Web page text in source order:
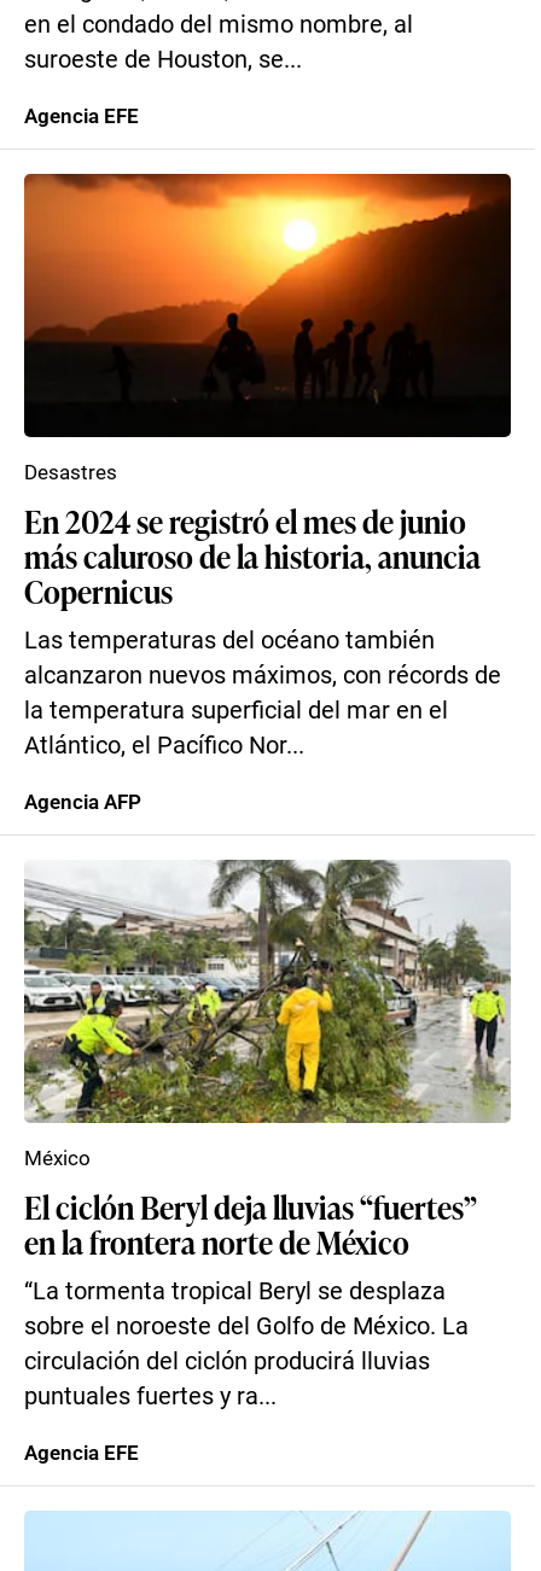
en el condado del mismo nombre, al
suroeste de Houston, se...
Agencia EFE
En 2024 se registró el mes de junio
más caluroso de la historia, anuncia
Copernicus
Las temperaturas del océano también
alcanzaron nuevos máximos, con récords de
la temperatura superficial del mar en el
Atlántico, el Pacífico Nor...
Desastres
Agencia AFP
El ciclón Beryl deja lluvias “fuertes”
en la frontera norte de México
“La tormenta tropical Beryl se desplaza
sobre el noroeste del Golfo de México. La
circulación del ciclón producirá lluvias
puntuales fuertes y ra...
México
Agencia EFE